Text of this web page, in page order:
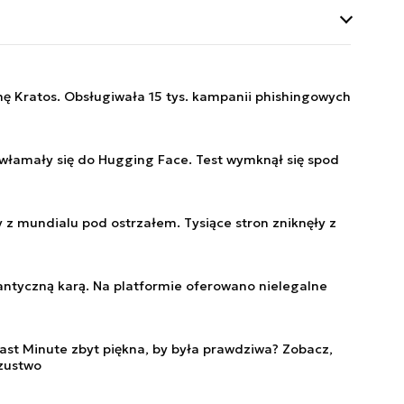
Unii
w
Kratos. Obsługiwała 15 tys. kampanii phishingowych
się do Hugging Face. Test wymknął się spod
mundialu pod ostrzałem. Tysiące stron zniknęły z
karą. Na platformie oferowano nielegalne
Minute zbyt piękna, by była prawdziwa? Zobacz,